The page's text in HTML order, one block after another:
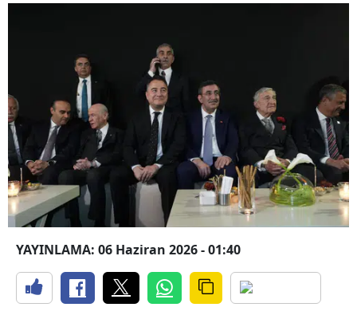
YAYINLAMA: 06 Haziran 2026 - 01:40